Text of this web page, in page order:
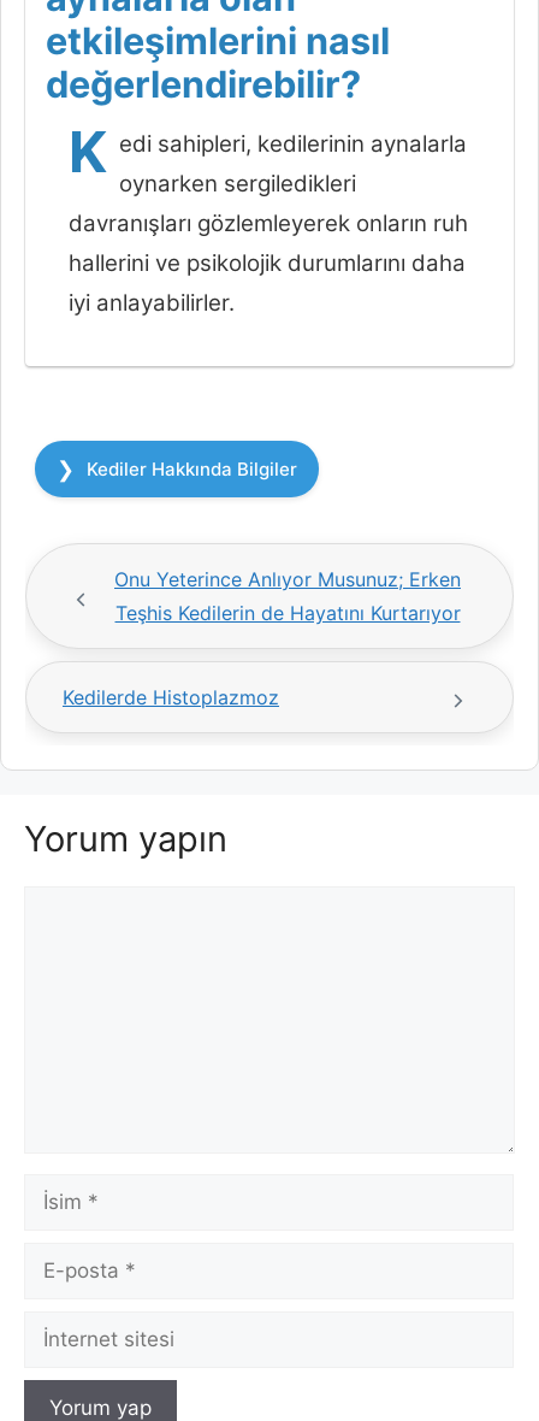
etkileşimlerini nasıl
değerlendirebilir?
K edi sahipleri, kedilerinin aynalarla
oynarken sergiledikleri
davranışları gözlemleyerek onların ruh
hallerini ve psikolojik durumlarını daha
iyi anlayabilirler.
Kategoriler
Kediler Hakkında Bilgiler
Onu Yeterince Anlıyor Musunuz; Erken
Teşhis Kedilerin de Hayatını Kurtarıyor
Kedilerde Histoplazmoz
Yorum yapın
İsim
posta
İnternet